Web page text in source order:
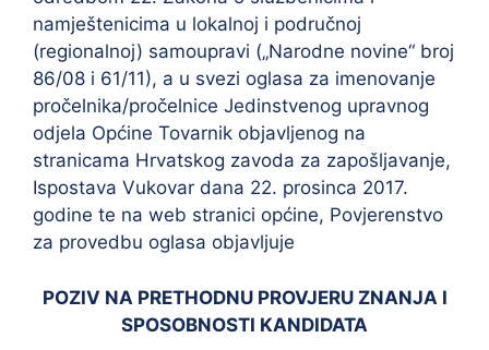
namještenicima u lokalnoj i područnoj
(regionalnoj) samoupravi („Narodne novine“ broj
86/08 i 61/11), a u svezi oglasa za imenovanje
pročelnika/pročelnice Jedinstvenog upravnog
odjela Općine Tovarnik objavljenog na
stranicama Hrvatskog zavoda za zapošljavanje,
Ispostava Vukovar dana 22. prosinca 2017.
godine te na web stranici općine, Povjerenstvo
za provedbu oglasa objavljuje
POZIV NA PRETHODNU PROVJERU ZNANJA I
SPOSOBNOSTI KANDIDATA